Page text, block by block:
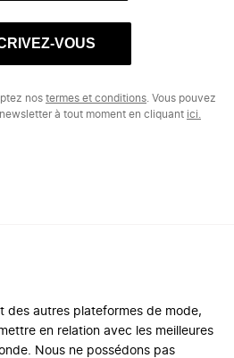
VOUS
nos termes et conditions . Vous pouvez
à tout moment en cliquant ici.
des autres plateformes de mode,
en relation avec les meilleures
Nous ne possédons pas